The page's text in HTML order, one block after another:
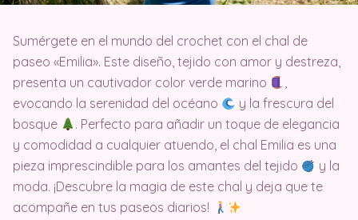
Sumérgete en el mundo del crochet con el chal de
paseo «Emilia». Este diseño, tejido con amor y destreza,
presenta un cautivador color verde marino
,
evocando la serenidad del océano
y la frescura del
bosque
. Perfecto para añadir un toque de elegancia
y comodidad a cualquier atuendo, el chal Emilia es una
pieza imprescindible para los amantes del tejido
y la
moda. ¡Descubre la magia de este chal y deja que te
acompañe en tus paseos diarios!